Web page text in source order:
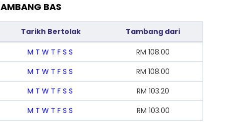
BAS
Tarikh Bertolak Tambang dari
M T W T F S S RM 108.00
M T W T F S S RM 108.00
M T W T F S S RM 103.20
M T W T F S S RM 103.00